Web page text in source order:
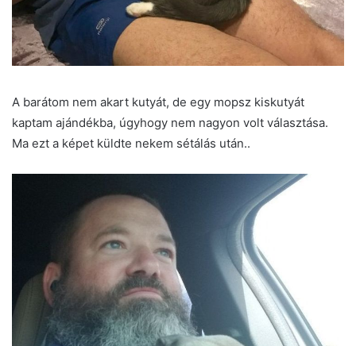
A barátom nem akart kutyát, de egy mopsz kiskutyát
kaptam ajándékba, úgyhogy nem nagyon volt választása.
Ma ezt a képet küldte nekem sétálás után..